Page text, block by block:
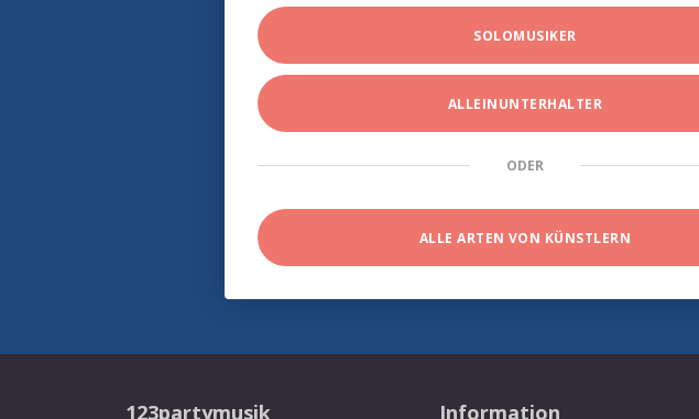
SOLOMUSIKER
ALLEINUNTERHALTER
ODER
ALLE ARTEN VON KÜNSTLERN
123partymusik Information